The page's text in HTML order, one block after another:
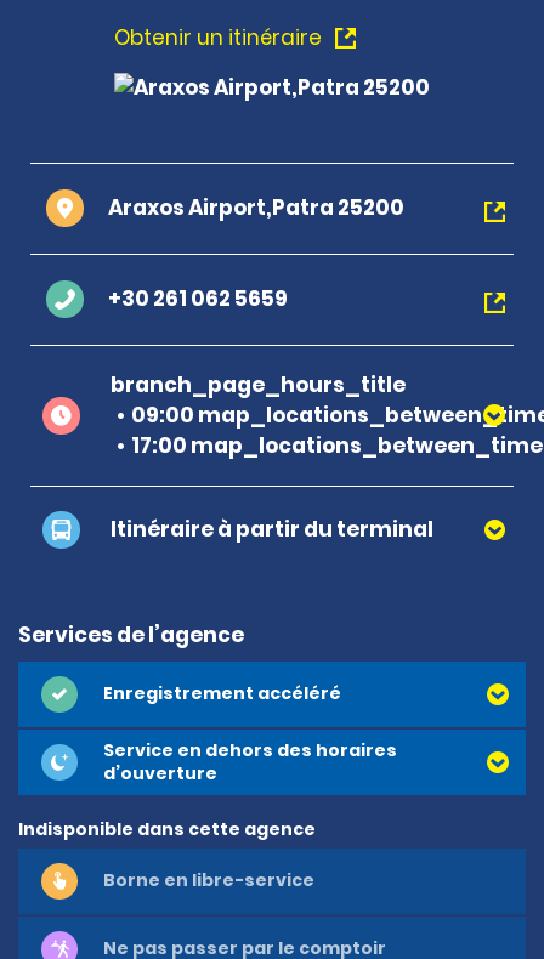
Obtenir un itinéraire
Araxos Airport,Patra 25200
+30 261 062 5659
branch_page_hours_title
09:00
17:00 map_locations_between_time
Itinéraire à partir du terminal
Services de l’agence
Enregistrement accéléré
Service en dehors des horaires
d’ouverture
Indisponible dans cette agence
Borne en libre-service
Ne pas passer par le comptoir